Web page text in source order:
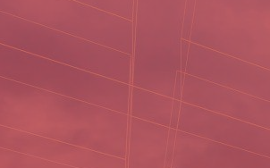
photo
TIN
chỉ: 638/2 Lê Trọng Tấn, P.Bình
Hòa, Q.Bình Tân, Tp.HCM
(028)38.55.9999 -